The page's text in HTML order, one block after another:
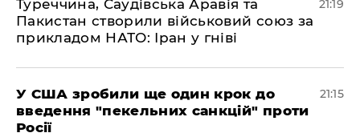
​Туреччина, Саудівська Аравія та
Пакистан створили військовий союз за
прикладом НАТО: Іран у гніві
21:19
​У США зробили ще один крок до
введення "пекельних санкцій" проти
Росії
21:15